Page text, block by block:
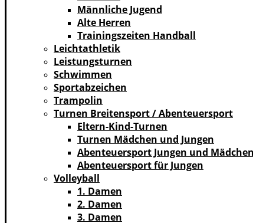
Männliche Jugend
Alte Herren
Trainingszeiten Handball
Leichtathletik
Leistungsturnen
Schwimmen
Sportabzeichen
Trampolin
Turnen Breitensport / Abenteuersport
Eltern-Kind-Turnen
Turnen Mädchen und Jungen
Abenteuersport Jungen und Mädchen
Abenteuersport für Jungen
Volleyball
1. Damen
2. Damen
3. Damen